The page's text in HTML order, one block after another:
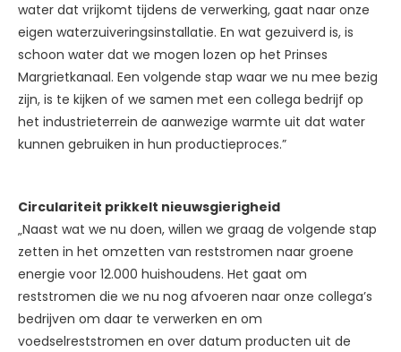
water dat vrijkomt tijdens de verwerking, gaat naar onze
eigen waterzuiveringsinstallatie. En wat gezuiverd is, is
schoon water dat we mogen lozen op het Prinses
Margrietkanaal. Een volgende stap waar we nu mee bezig
zijn, is te kijken of we samen met een collega bedrijf op
het industrieterrein de aanwezige warmte uit dat water
kunnen gebruiken in hun productieproces.”
Circulariteit prikkelt nieuwsgierigheid
„Naast wat we nu doen, willen we graag de volgende stap
zetten in het omzetten van reststromen naar groene
energie voor 12.000 huishoudens. Het gaat om
reststromen die we nu nog afvoeren naar onze collega’s
bedrijven om daar te verwerken en om
voedselreststromen en over datum producten uit de